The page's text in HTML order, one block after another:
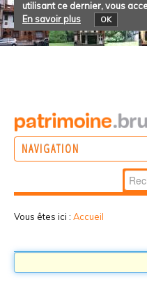
utilisant ce dernier, vous
En savoir plus
OK
NAVIGATION
Vous êtes ici : Accueil